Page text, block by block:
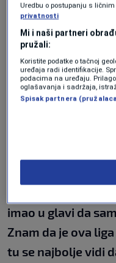
Serie A.
najveće
U razgovoru za
istakao da je od
svoje mogućnosti i
fudbala dodatno
imao u glavi da
Znam da je ova
tu se najbolje vidi
Uredbu o postupanju s
privatnosti
Mi i naši partneri
pružali:
Koristite podatke o tačnoj
uređaja radi identifikacije.
podacima na uređaju.
oglašavanja i sadržaja,
Spisak partnera